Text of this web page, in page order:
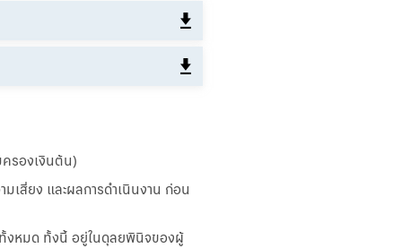
รองเงินต้น)
สี่ยง และผลการดำเนินงาน ก่อน
ทั้งหมด ทั้งนี้ อยู่ในดุลยพินิจของผู้